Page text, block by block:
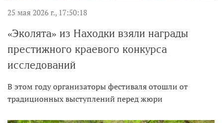
25 мая 2026 г., 17:50:18
«Эколята» из Находки взяли награды
престижного краевого конкурса
исследований
В этом году организаторы фестиваля отошли от
традиционных выступлений перед жюри